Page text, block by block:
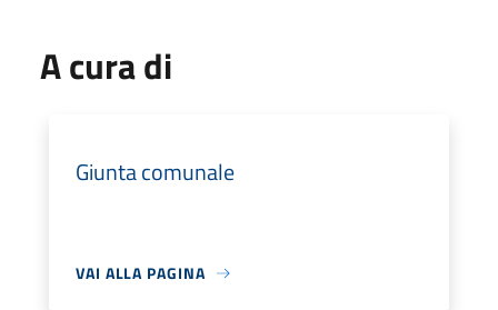
A cura di
Giunta comunale
VAI ALLA PAGINA